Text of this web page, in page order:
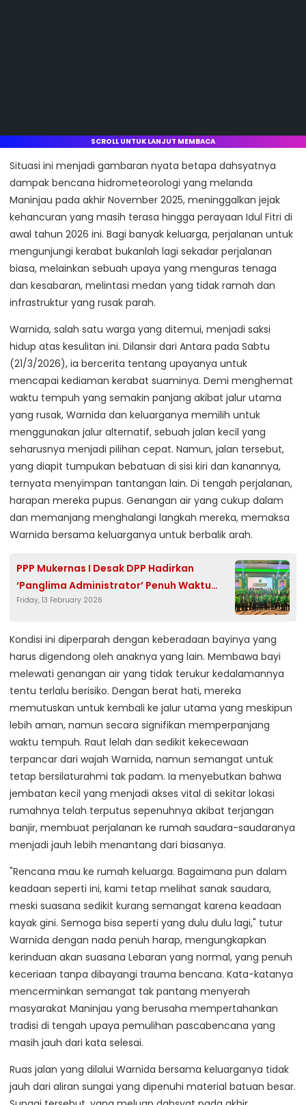
SCROLL UNTUK LANJUT MEMBACA
Situasi ini menjadi gambaran nyata betapa dahsyatnya
dampak bencana hidrometeorologi yang melanda
Maninjau pada akhir November 2025, meninggalkan jejak
kehancuran yang masih terasa hingga perayaan Idul Fitri di
awal tahun 2026 ini. Bagi banyak keluarga, perjalanan untuk
mengunjungi kerabat bukanlah lagi sekadar perjalanan
biasa, melainkan sebuah upaya yang menguras tenaga
dan kesabaran, melintasi medan yang tidak ramah dan
infrastruktur yang rusak parah.
Warnida, salah satu warga yang ditemui, menjadi saksi
hidup atas kesulitan ini. Dilansir dari Antara pada Sabtu
(21/3/2026), ia bercerita tentang upayanya untuk
mencapai kediaman kerabat suaminya. Demi menghemat
waktu tempuh yang semakin panjang akibat jalur utama
yang rusak, Warnida dan keluarganya memilih untuk
menggunakan jalur alternatif, sebuah jalan kecil yang
seharusnya menjadi pilihan cepat. Namun, jalan tersebut,
yang diapit tumpukan bebatuan di sisi kiri dan kanannya,
ternyata menyimpan tantangan lain. Di tengah perjalanan,
harapan mereka pupus. Genangan air yang cukup dalam
dan memanjang menghalangi langkah mereka, memaksa
Warnida bersama keluarganya untuk berbalik arah.
PPP Mukernas I Desak DPP Hadirkan
‘Panglima Administrator’ Penuh Waktu
untuk Sekretariat Partai
Friday, 13 February 2026
Kondisi ini diperparah dengan keberadaan bayinya yang
harus digendong oleh anaknya yang lain. Membawa bayi
melewati genangan air yang tidak terukur kedalamannya
tentu terlalu berisiko. Dengan berat hati, mereka
memutuskan untuk kembali ke jalur utama yang meskipun
lebih aman, namun secara signifikan memperpanjang
waktu tempuh. Raut lelah dan sedikit kekecewaan
terpancar dari wajah Warnida, namun semangat untuk
tetap bersilaturahmi tak padam. Ia menyebutkan bahwa
jembatan kecil yang menjadi akses vital di sekitar lokasi
rumahnya telah terputus sepenuhnya akibat terjangan
banjir, membuat perjalanan ke rumah saudara-saudaranya
menjadi jauh lebih menantang dari biasanya.
"Rencana mau ke rumah keluarga. Bagaimana pun dalam
keadaan seperti ini, kami tetap melihat sanak saudara,
meski suasana sedikit kurang semangat karena keadaan
kayak gini. Semoga bisa seperti yang dulu dulu lagi," tutur
Warnida dengan nada penuh harap, mengungkapkan
kerinduan akan suasana Lebaran yang normal, yang penuh
keceriaan tanpa dibayangi trauma bencana. Kata-katanya
mencerminkan semangat tak pantang menyerah
masyarakat Maninjau yang berusaha mempertahankan
tradisi di tengah upaya pemulihan pascabencana yang
masih jauh dari kata selesai.
Ruas jalan yang dilalui Warnida bersama keluarganya tidak
jauh dari aliran sungai yang dipenuhi material batuan besar.